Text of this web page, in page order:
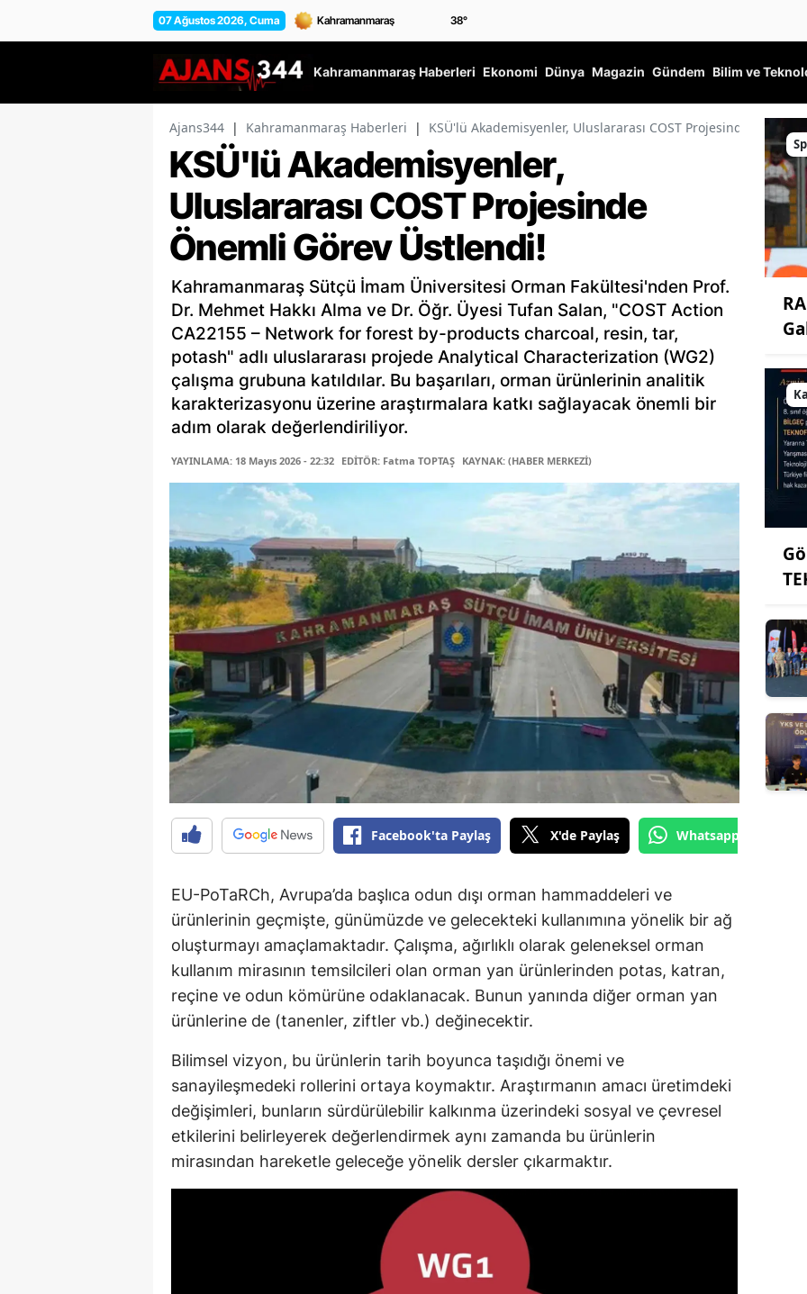
07 Ağustos 2026, Cuma 38°
Kahramanmaraş Haberleri Ekonomi Dünya Magazin Gündem Bilim ve
Ajans344 | Kahramanmaraş Haberleri | KSÜ'lü Akademisyenler, Uluslararası COST Projesinde Önemli
KSÜ'lü Akademisyenler,
Uluslararası COST Projesinde
Önemli Görev Üstlendi!
Kahramanmaraş Sütçü İmam Üniversitesi Orman Fakültesi'nden Prof.
Dr. Mehmet Hakkı Alma ve Dr. Öğr. Üyesi Tufan Salan, "COST Action
CA22155 – Network for forest by-products charcoal, resin, tar,
potash" adlı uluslararası projede Analytical Characterization (WG2)
çalışma grubuna katıldılar. Bu başarıları, orman ürünlerinin analitik
karakterizasyonu üzerine araştırmalara katkı sağlayacak önemli bir
adım olarak değerlendiriliyor.
YAYINLAMA: 18 Mayıs 2026 - 22:32 EDİTÖR: Fatma TOPTAŞ KAYNAK: (HABER MERKEZİ)
Facebook'ta Paylaş X'de Paylaş Whatsapp'tan
EU-PoTaRCh, Avrupa’da başlıca odun dışı orman hammaddeleri ve
ürünlerinin geçmişte, günümüzde ve gelecekteki kullanımına yönelik bir ağ
oluşturmayı amaçlamaktadır. Çalışma, ağırlıklı olarak geleneksel orman
kullanım mirasının temsilcileri olan orman yan ürünlerinden potas, katran,
reçine ve odun kömürüne odaklanacak. Bunun yanında diğer orman yan
ürünlerine de (tanenler, ziftler vb.) değinecektir.
Bilimsel vizyon, bu ürünlerin tarih boyunca taşıdığı önemi ve
sanayileşmedeki rollerini ortaya koymaktır. Araştırmanın amacı üretimdeki
değişimleri, bunların sürdürülebilir kalkınma üzerindeki sosyal ve çevresel
etkilerini belirleyerek değerlendirmek aynı zamanda bu ürünlerin
mirasından hareketle geleceğe yönelik dersler çıkarmaktır.